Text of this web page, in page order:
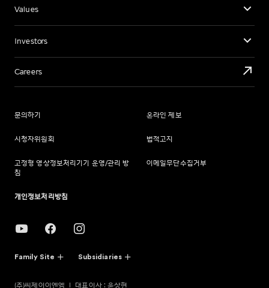
Values
Investors
Careers
문의하기 온라인 제보
시청자위원회 법적고지
고정형 영상정보처리기기 운영/관리 방
침
이메일무단수집거부
개인정보처리방침
Family Site Subsidiaries
(주)씨제이이엔엠 대표이사 : 윤상현